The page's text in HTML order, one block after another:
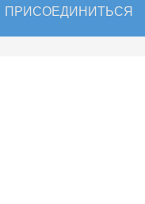
ПРИСОЕДИНИТЬСЯ